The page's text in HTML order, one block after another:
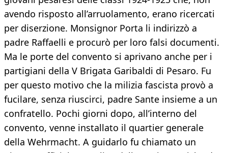
avendo risposto all’arruolamento, erano ricercati
per diserzione. Monsignor Porta li indirizzò a
padre Raffaelli e procurò per loro falsi documenti.
Ma le porte del convento si aprivano anche per i
partigiani della V Brigata Garibaldi di Pesaro. Fu
per questo motivo che la milizia fascista provò a
fucilare, senza riuscirci, padre Sante insieme a un
confratello. Pochi giorni dopo, all’interno del
convento, venne installato il quartier generale
della Wehrmacht. A guidarlo fu chiamato un